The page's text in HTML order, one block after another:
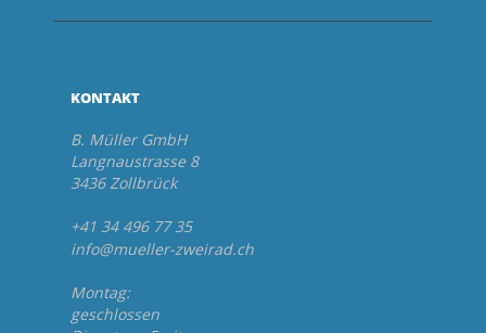
KONTAKT
B. Müller GmbH
Langnaustrasse 8
3436 Zollbrück
+41 34 496 77 35
info@mueller-zweirad.ch
Montag:
geschlossen